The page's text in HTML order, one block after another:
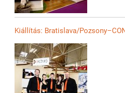
Kiállítás: Bratislava/